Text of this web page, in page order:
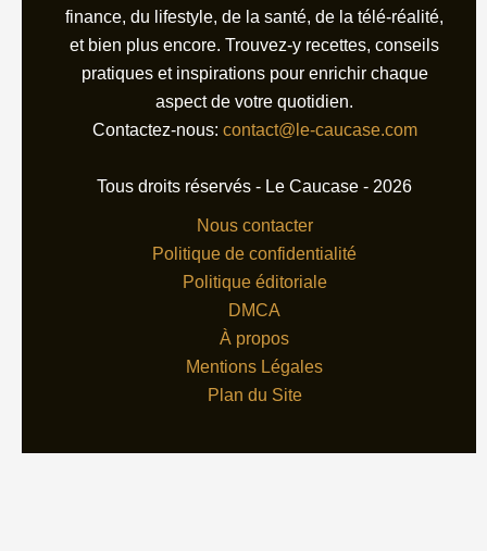
finance, du lifestyle, de la santé, de la télé-réalité,
et bien plus encore. Trouvez-y recettes, conseils
pratiques et inspirations pour enrichir chaque
aspect de votre quotidien.
Contactez-nous: contact@le-caucase.com
Tous droits réservés - Le Caucase - 2026
Nous contacter
Politique de confidentialité
Politique éditoriale
DMCA
À propos
Mentions Légales
Plan du Site